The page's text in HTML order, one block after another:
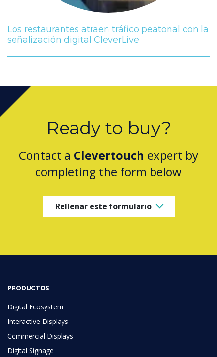
Los restaurantes atraen tráfico peatonal con la
señalización digital CleverLive
Ready to buy?
Contact a Clevertouch expert by
completing the form below
Rellenar este formulario
PRODUCTOS
Digital Ecosystem
Interactive Displays
Commercial Displays
Digital Signage